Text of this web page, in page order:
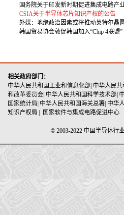
国务院关于印发新时期促进集成电路产
CSIA关于半导体芯片知识产权的公告
外媒：地缘政治因素或将推动英特尔晶
韩国贸易协会敦促韩国加入“Chip 4联盟”